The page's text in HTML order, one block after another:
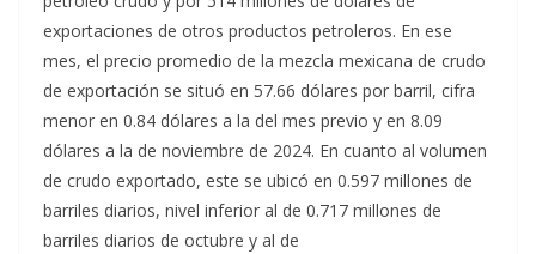
exportaciones de otros productos petroleros. En ese
mes, el precio promedio de la mezcla mexicana de crudo
de exportación se situó en 57.66 dólares por barril, cifra
menor en 0.84 dólares a la del mes previo y en 8.09
dólares a la de noviembre de 2024. En cuanto al volumen
de crudo exportado, este se ubicó en 0.597 millones de
barriles diarios, nivel inferior al de 0.717 millones de
barriles diarios de octubre y al de